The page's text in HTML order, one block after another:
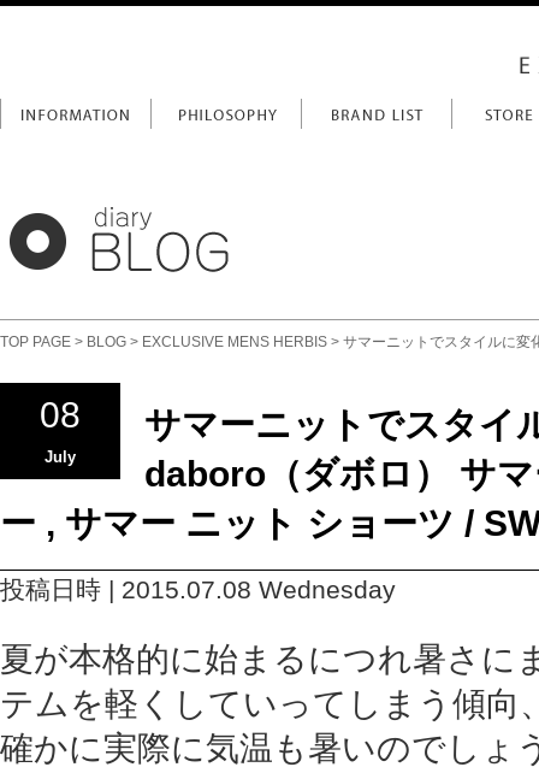
TOP PAGE > BLOG > EXCLUSIVE MENS HERBIS > サマーニットでスタイルに変
08
July
サマーニットでスタイ
daboro（ダボロ） サ
ー , サマー ニット ショーツ /
投稿日時 | 2015.07.08 Wednesday
夏が本格的に始まるにつれ暑さに
テムを軽くしていってしまう傾向
確かに実際に気温も暑いのでしょ